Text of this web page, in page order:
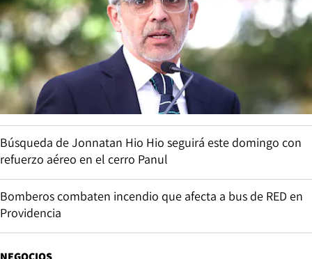
Búsqueda de Jonnatan Hio Hio seguirá este domingo con
refuerzo aéreo en el cerro Panul
Bomberos combaten incendio que afecta a bus de RED en
Providencia